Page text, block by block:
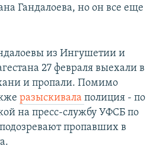
Гандалоева, но он все еще
из Ингушетии и
27 февраля выехали в
и пропали. Помимо
разыскивала полиция - по
на пресс-службу УФСБ по
пропавших в